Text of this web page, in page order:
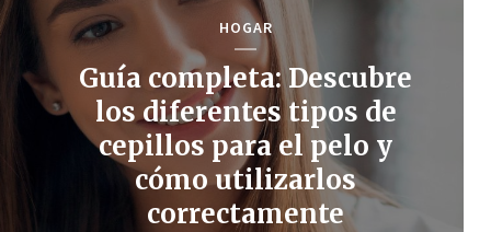
HOGAR
Guía completa: Descubre
los diferentes tipos de
cepillos para el pelo y
cómo utilizarlos
correctamente